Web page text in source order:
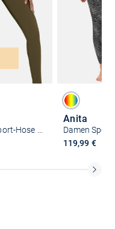
Anita
119,99 €